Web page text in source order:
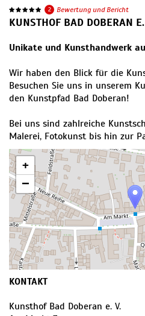
2 Bewertung und Bericht
KUNSTHOF BAD DOBERAN
Unikate und Kunsthandwerk
Wir haben den Blick für die
Besuchen Sie uns in unserem
den Kunstpfad Bad Doberan!
Bei uns sind zahlreiche
Malerei, Fotokunst bis hin zur
+
−
KONTAKT
Kunsthof Bad Doberan e. V.